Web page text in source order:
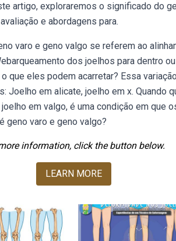
artigo, exploraremos o significado do
e abordagens para.
varo e geno valgo se referem ao
dos joelhos para dentro
que eles podem acarretar? Essa
Joelho em alicate, joelho em x. Quando
em valgo, é uma condição em que
geno varo e geno valgo?
information, click the button below.
LEARN MORE